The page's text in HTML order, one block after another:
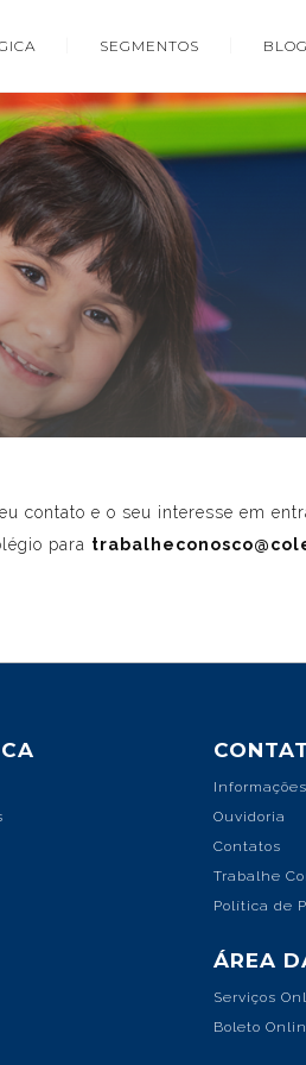
SEGMENTOS BLOG
contato e o seu interesse em
para trabal
Ouvidoria
Contatos
Trabalhe
Política de
ÁREA
Serviços
Boleto